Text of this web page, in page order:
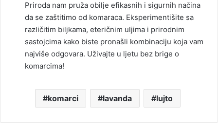
Priroda nam pruža obilje efikasnih i sigurnih načina
da se zaštitimo od komaraca. Eksperimentišite sa
različitim biljkama, eteričnim uljima i prirodnim
sastojcima kako biste pronašli kombinaciju koja vam
najviše odgovara. Uživajte u ljetu bez brige o
komarcima!
komarci lavanda lujto